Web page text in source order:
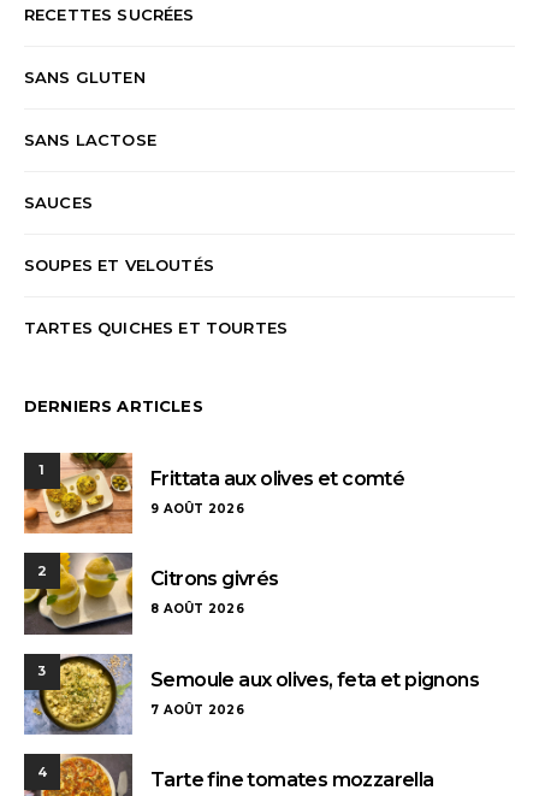
RECETTES SUCRÉES
SANS GLUTEN
SANS LACTOSE
SAUCES
SOUPES ET VELOUTÉS
TARTES QUICHES ET TOURTES
DERNIERS ARTICLES
1 Frittata aux olives et comté
9 AOÛT 2026
2 Citrons givrés
8 AOÛT 2026
3 Semoule aux olives, feta et pignons
7 AOÛT 2026
4 Tarte fine tomates mozzarella